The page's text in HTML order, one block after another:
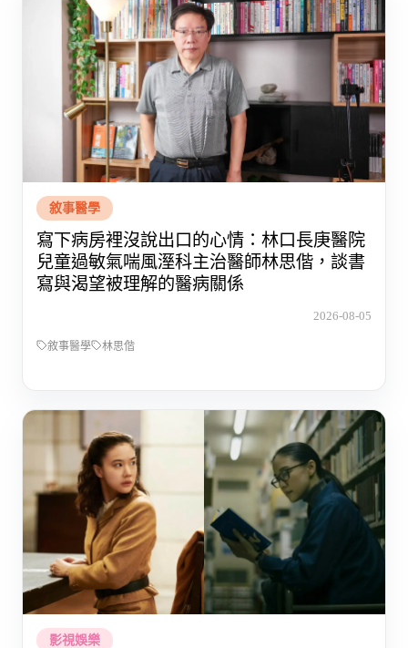
敘事醫學
寫下病房裡沒說出口的心情：林口長庚醫院
兒童過敏氣喘風溼科主治醫師林思偕，談書
寫與渴望被理解的醫病關係
2026-08-05
敘事醫學 林思偕
影視娛樂